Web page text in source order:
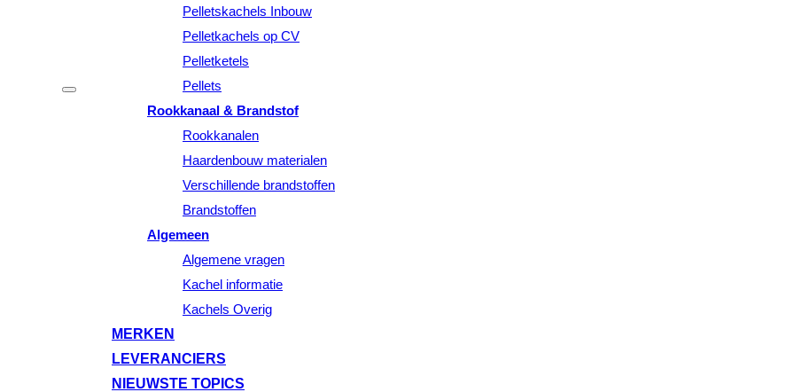
Pelletskachels Inbouw
Pelletkachels op CV
Pelletketels
Pellets
Rookkanaal & Brandstof
Rookkanalen
Haardenbouw materialen
Verschillende brandstoffen
Brandstoffen
Algemeen
Algemene vragen
Kachel informatie
Kachels Overig
MERKEN
LEVERANCIERS
NIEUWSTE TOPICS